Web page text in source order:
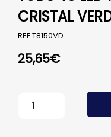
CRISTAL
REFT8150VD
25,65€
TUBO T8 LED